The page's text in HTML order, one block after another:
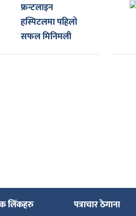
फ्रन्टलाइन
हस्पिटलमा पहिलो
सफल मिनिमली
इन्भेसिभ ओपन हर्ट
लिंकहरु पत्राचार ठेगाना